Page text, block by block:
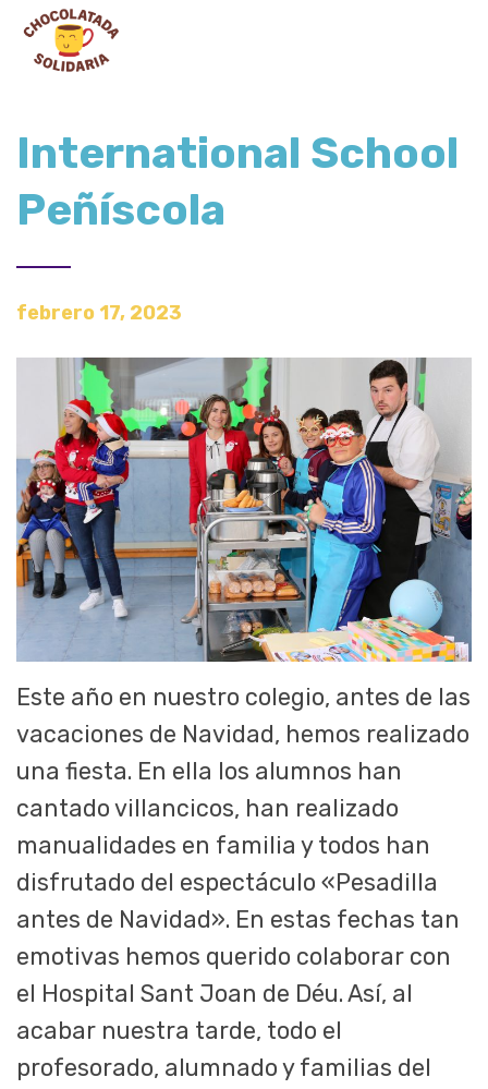
International School
Peñíscola
febrero 17, 2023
Este año en nuestro colegio, antes de las
vacaciones de Navidad, hemos realizado
una fiesta. En ella los alumnos han
cantado villancicos, han realizado
manualidades en familia y todos han
disfrutado del espectáculo «Pesadilla
antes de Navidad». En estas fechas tan
emotivas hemos querido colaborar con
el Hospital Sant Joan de Déu. Así, al
acabar nuestra tarde, todo el
profesorado, alumnado y familias del